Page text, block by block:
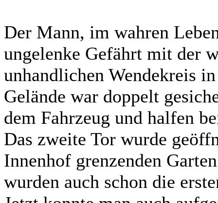
Der Mann, im wahren
ungelenke Gefährt mit der
unhandlichen Wendekreis
Gelände war doppelt
dem Fahrzeug und halfen
Das zweite Tor wurde
Innenhof grenzenden
wurden auch schon die